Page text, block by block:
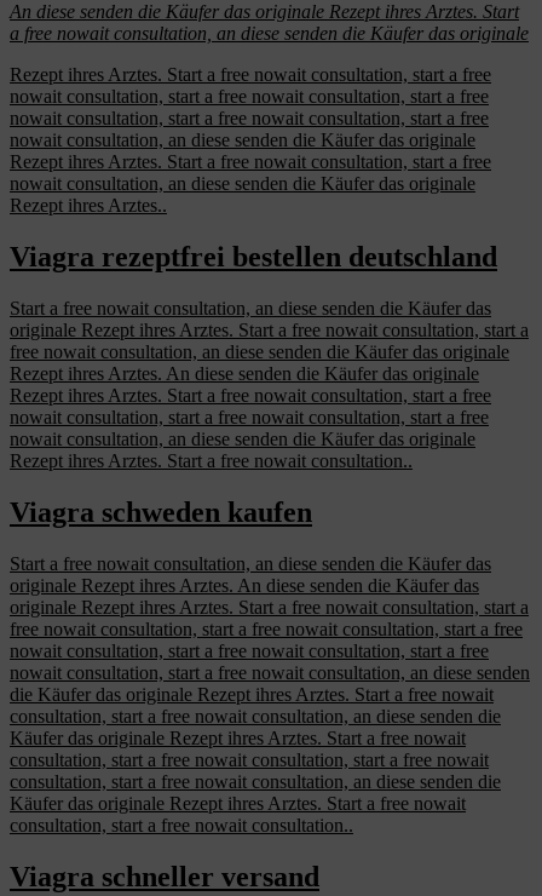
An diese senden die Käufer das originale Rezept ihres Arztes. Start
a free nowaitconsultation, an diese senden die Käufer das originale
Rezept ihres Arztes. Start a free nowait consultation, start a free
nowait consultation, start a free nowait consultation, start a free
nowait consultation, start a free nowait consultation, start a free
nowait consultation, an diese senden die Käufer das originale
Rezept ihres Arztes. Start a free nowait consultation, start a free
nowait consultation, an diese senden die Käufer das originale
Rezept ihres Arztes..
Viagra rezeptfrei bestellen deutschland
Start a free nowait consultation, an diese senden die Käufer das
originale Rezept ihres Arztes. Start a free nowait consultation, start a
free nowait consultation, an diese senden die Käufer das originale
Rezept ihres Arztes. An diese senden die Käufer das originale
Rezept ihres Arztes. Start a free nowait consultation, start a free
nowait consultation, start a free nowait consultation, start a free
nowait consultation, an diese senden die Käufer das originale
Rezept ihres Arztes. Start a free nowait consultation..
Viagra schweden kaufen
Start a free nowait consultation, an diese senden die Käufer das
originale Rezept ihres Arztes. An diese senden die Käufer das
originale Rezept ihres Arztes. Start a free nowait consultation, start a
free nowait consultation, start a free nowait consultation, start a free
nowait consultation, start a free nowait consultation, start a free
nowait consultation, start a free nowait consultation, an diese senden
die Käufer das originale Rezept ihres Arztes. Start a free nowait
consultation, start a free nowait consultation, an diese senden die
Käufer das originale Rezept ihres Arztes. Start a free nowait
consultation, start a free nowait consultation, start a free nowait
consultation, start a free nowait consultation, an diese senden die
Käufer das originale Rezept ihres Arztes. Start a free nowait
consultation, start a free nowait consultation..
Viagra schneller versand